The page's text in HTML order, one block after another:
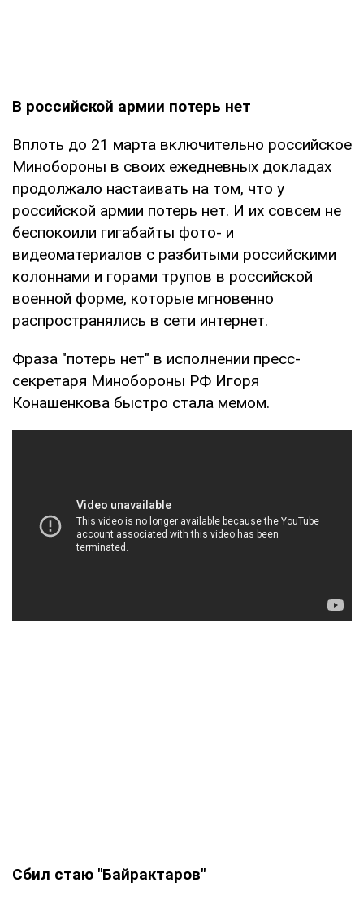
В российской армии потерь нет
Вплоть до 21 марта включительно российское
Минобороны в своих ежедневных докладах
продолжало настаивать на том, что у
российской армии потерь нет. И их совсем не
беспокоили гигабайты фото- и
видеоматериалов с разбитыми российскими
колоннами и горами трупов в российской
военной форме, которые мгновенно
распространялись в сети интернет.
Фраза "потерь нет" в исполнении пресс-
секретаря Минобороны РФ Игоря
Конашенкова быстро стала мемом.
Сбил стаю "Байрактаров"